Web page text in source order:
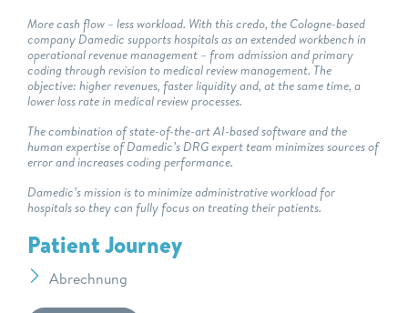
More cash flow – less workload. With this credo, the Cologne-based
company Damedic supports hospitals as an extended workbench in
operational revenue management – from admission and primary
coding through revision to medical review management. The
objective: higher revenues, faster liquidity and, at the same time, a
lower loss rate in medical review processes.
The combination of state-of-the-art AI-based software and the
human expertise of Damedic’s DRG expert team minimizes sources of
error and increases coding performance.
Damedic’s mission is to minimize administrative workload for
hospitals so they can fully focus on treating their patients.
Patient Journey
Abrechnung